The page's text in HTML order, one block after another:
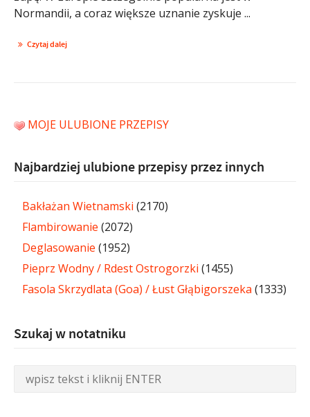
Normandii, a coraz większe uznanie zyskuje ...
Czytaj dalej
MOJE ULUBIONE PRZEPISY
Najbardziej ulubione przepisy przez innych
Bakłażan Wietnamski (2170)
Flambirowanie (2072)
Deglasowanie (1952)
Pieprz Wodny / Rdest Ostrogorzki (1455)
Fasola Skrzydlata (Goa) / Łust Głąbigorszeka (1333)
Szukaj w notatniku